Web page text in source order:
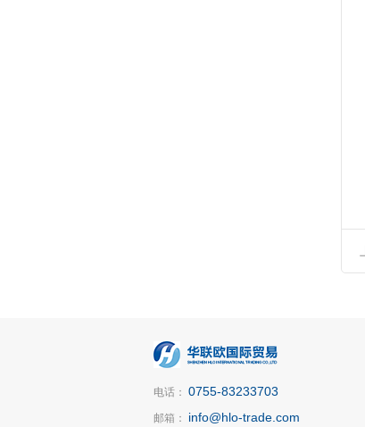
电话： 0755-83233703
邮箱： info@hlo-trade.com